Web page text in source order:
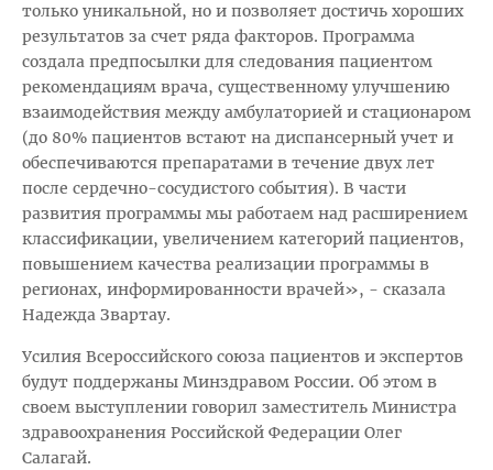
только уникальной, но и позволяет достичь хороших
результатов за счет ряда факторов. Программа
создала предпосылки для следования пациентом
рекомендациям врача, существенному улучшению
взаимодействия между амбулаторией и стационаром
(до 80% пациентов встают на диспансерный учет и
обеспечиваются препаратами в течение двух лет
после сердечно-сосудистого события). В части
развития программы мы работаем над расширением
классификации, увеличением категорий пациентов,
повышением качества реализации программы в
регионах, информированности врачей», - сказала
Надежда Звартау.
Усилия Всероссийского союза пациентов и экспертов
будут поддержаны Минздравом России. Об этом в
своем выступлении говорил заместитель Министра
здравоохранения Российской Федерации Олег
Салагай.